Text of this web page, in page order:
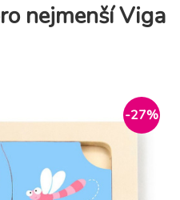
nejmenší Viga
-27%